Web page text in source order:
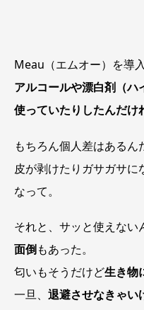
Meau（エムオー）を導
アルコールや漂白剤（ハ
使っていたりしたんだけ
もちろん個人差はあるん
皮が剥けたりガサガサ
なって。
それと、サッと使えない
面倒もあった。
匂いもそうだけど生き物
一旦、 退避させなきゃい